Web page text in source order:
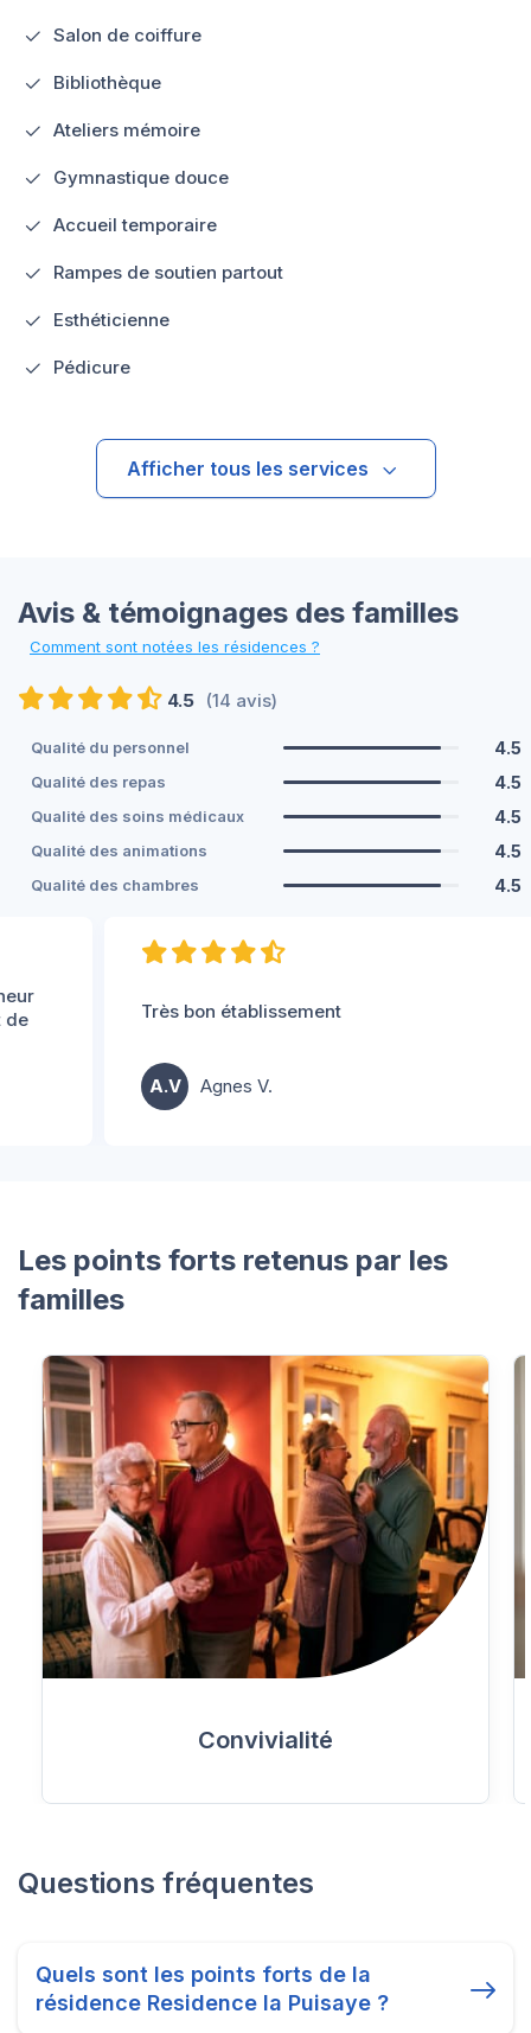
Salon de coiffure
Bibliothèque
Ateliers mémoire
Gymnastique douce
Accueil temporaire
Rampes de soutien partout
Esthéticienne
Pédicure
Afficher tous les services
Avis & témoignages des familles
Comment sont notées les résidences ?
4.5 (14 avis)
Qualité du personnel 4.5
Qualité des repas 4.5
Qualité des soins médicaux 4.5
Qualité des animations 4.5
Qualité des chambres 4.5
Très bon établissement
Agnes V.
Les points forts retenus par les
familles
Convivialité
Questions fréquentes
Quels sont les points forts de la
résidence Residence la Puisaye ?